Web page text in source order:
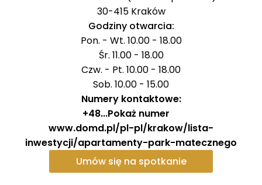
30-415 Kraków
Godziny otwarcia:
Pon. - Wt. 10.00 - 18.00
Śr. 11.00 - 18.00
Czw. - Pt. 10.00 - 18.00
Sob. 10.00 - 15.00
Numery kontaktowe:
+48...Pokaż numer
www.domd.pl/pl-pl/krakow/lista-
inwestycji/apartamenty-park-matecznego
Umów się na spotkanie